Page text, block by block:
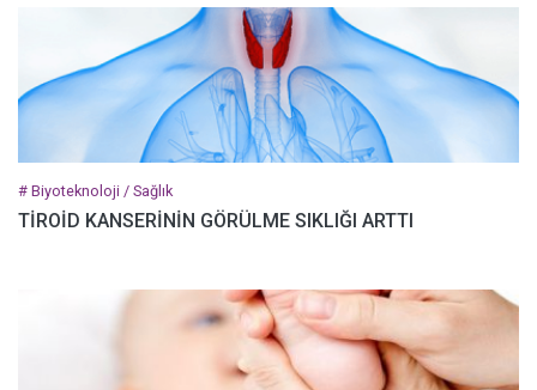
# Biyoteknoloji / Sağlık
TİROİD KANSERİNİN GÖRÜLME SIKLIĞI ARTTI